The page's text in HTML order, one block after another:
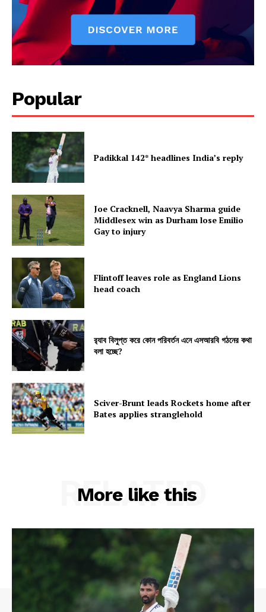
Popular
Padikkal 142* headlines India’s reply
Joe Cracknell, Naavya Sharma guide
Middlesex win as Durham lose Emilio
Gay to injury
Flintoff leaves role as England Lions
head coach
র‍্যাব বিলুপ্ত করে কোন পরিবর্তন এনে এসআরবি গঠনের কথা
বলা হচ্ছে?
Sciver-Brunt leads Rockets home after
Bates applies stranglehold
More like this
RELATED